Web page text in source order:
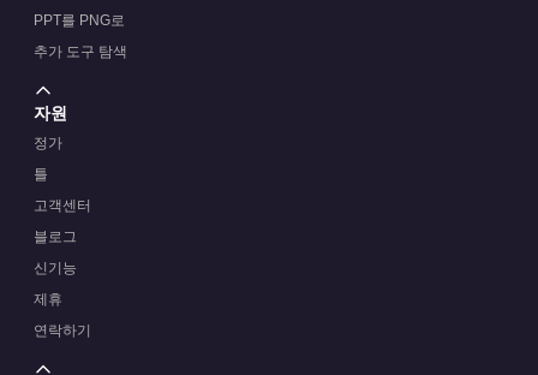
PPT를 PNG로
추가 도구 탐색
자원
정가
틀
고객센터
블로그
신기능
제휴
연락하기